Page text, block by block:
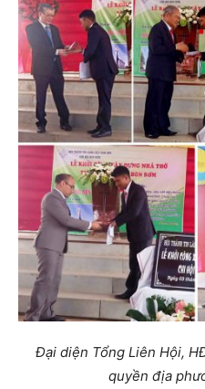
Đại diện Tổng Liên Hội,
quyền địa